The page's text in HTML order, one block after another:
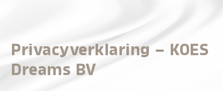
Privacyverklaring – KOES
Dreams BV